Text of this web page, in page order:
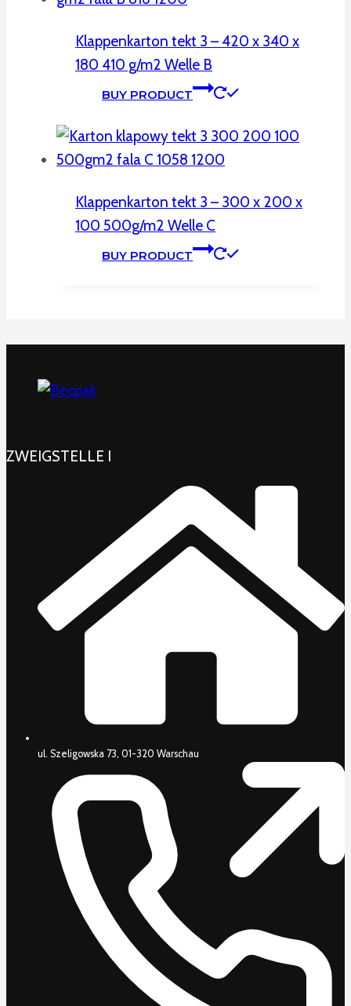
Klappenkarton tekt 3 – 420 x 340 x
180 410 g/m2 Welle B
BUY PRODUCT
Klappenkarton tekt 3 – 300 x 200 x
100 500g/m2 Welle C
BUY PRODUCT
ZWEIGSTELLE I
ul. Szeligowska 73, 01-320 Warschau